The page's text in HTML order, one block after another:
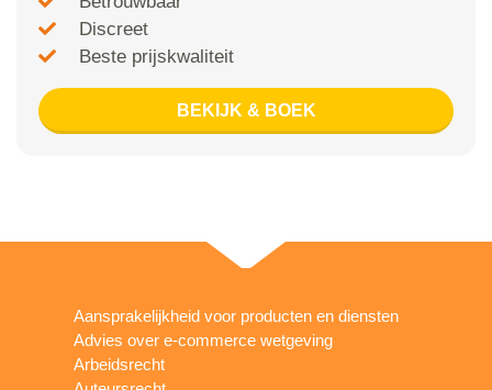
Discreet
Beste prijskwaliteit
BEKIJK & BOEK
Aansprakelijkheid voor producten en diensten
Advies over e-commerce wetgeving
Arbeidsrecht